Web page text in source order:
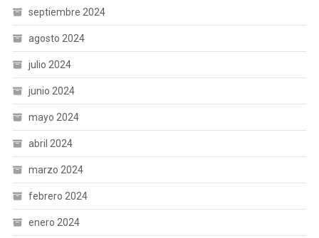
septiembre 2024
agosto 2024
julio 2024
junio 2024
mayo 2024
abril 2024
marzo 2024
febrero 2024
enero 2024